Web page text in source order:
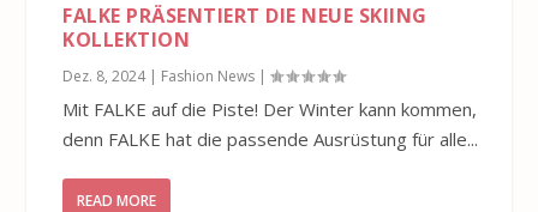
FALKE PRÄSENTIERT DIE NEUE SKIING
KOLLEKTION
Dez. 8, 2024| Fashion News |
Mit FALKE auf die Piste! Der Winter kann kommen,
denn FALKE hat die passende Ausrüstung für alle...
READ MORE